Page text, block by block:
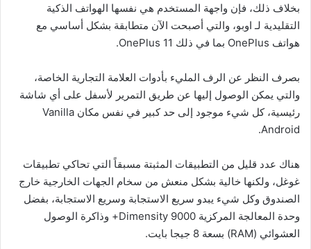
بخلاف ذلك، فإن واجهة المستخدم هي نفسها الهواتف الذكية
التقليدية لـ اوبو، والتي أصبحت الآن متطابقة بشكل أساسي مع
هواتف OnePlus بما في ذلك OnePlus 11.
بصرف النظر عن الرف المليء بأدوات العلامة التجارية الخاصة،
والتي يمكن الوصول إليها عن طريق التمرير لأسفل على أي شاشة
رئيسية، كل شيء موجود إلى حد كبير في نفس مكان Vanilla
Android.
هناك عدد قليل من التطبيقات المثبتة مسبقاً التي تحاكي تطبيقات
غوغل، ولكنها خالية بشكل منعش من سخام الجهات الخارجية خارج
الصندوق وكل شيء يبدو سريع الاستجابة وسريع الاستجابة، بفضل
وحدة المعالجة المركزية Dimensity 9000+ وذاكرة الوصول
العشوائي (RAM) بسعة 8 جيجا بايت.